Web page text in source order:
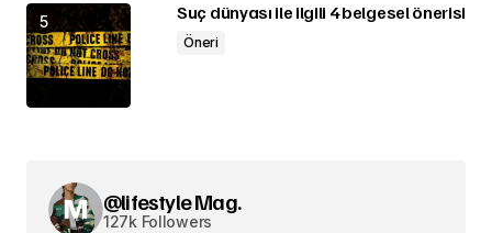
Suç dünyası ile ilgili 4 belgesel önerisi
Öneri
@lifestyle Mag.
127k Followers